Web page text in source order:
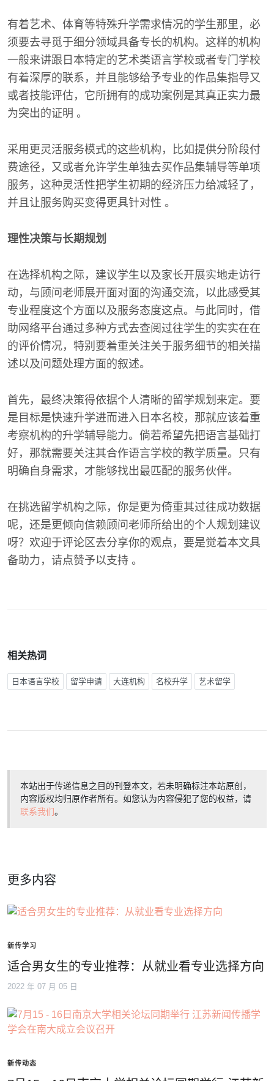
有着艺术、体育等特殊升学需求情况的学生那里，必
须要去寻觅于细分领域具备专长的机构。这样的机构
一般来讲跟日本特定的艺术类语言学校或者专门学校
有着深厚的联系，并且能够给予专业的作品集指导又
或者技能评估，它所拥有的成功案例是其真正实力最
为突出的证明 。
采用更灵活服务模式的这些机构，比如提供分阶段付
费途径，又或者允许学生单独去买作品集辅导等单项
服务，这种灵活性把学生初期的经济压力给减轻了，
并且让服务购买变得更具针对性 。
理性决策与长期规划
在选择机构之际，建议学生以及家长开展实地走访行
动，与顾问老师展开面对面的沟通交流，以此感受其
专业程度这个方面以及服务态度这点。与此同时，借
助网络平台通过多种方式去查阅过往学生的实实在在
的评价情况，特别要着重关注关于服务细节的相关描
述以及问题处理方面的叙述。
首先，最终决策得依据个人清晰的留学规划来定。要
是目标是快速升学进而进入日本名校，那就应该着重
考察机构的升学辅导能力。倘若希望先把语言基础打
好，那就需要关注其合作语言学校的教学质量。只有
明确自身需求，才能够找出最匹配的服务伙伴。
在挑选留学机构之际，你是更为倚重其过往成功数据
呢，还是更倾向信赖顾问老师所给出的个人规划建议
呀？欢迎于评论区去分享你的观点，要是觉着本文具
备助力，请点赞予以支持 。
相关热词
日本语言学校 留学申请 大连机构 名校升学 艺术留学
本站出于传递信息之目的刊登本文，若未明确标注本站原创，
内容版权均归原作者所有。如您认为内容侵犯了您的权益，请
联系我们。
更多内容
新传学习
适合男女生的专业推荐：从就业看专业选择方向
2022 年 07 月 05 日
新传动态